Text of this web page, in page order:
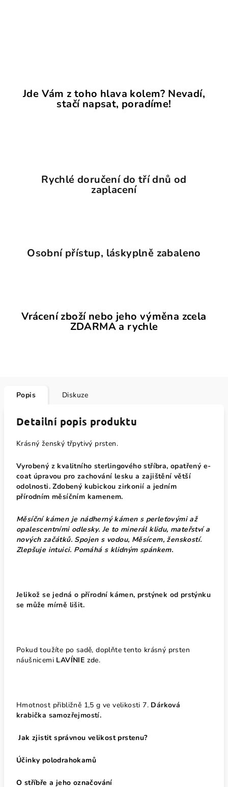
Jde Vám z toho hlava kolem? Nevadí,
stačí napsat, poradíme!
Rychlé doručení do tří dnů od
zaplacení
Osobní přístup, láskyplně zabaleno
Vrácení zboží nebo jeho výměna zcela
ZDARMA a rychle
Popis Diskuze
Detailní popis produktu
Krásný ženský třpytivý prsten.
Vyrobený z kvalitního sterlingového stříbra, opatřený e-
coat úpravou pro zachování lesku a zajištění větší
odolnosti. Zdobený kubickou zirkonií a jedním
přírodním měsíčním kamenem.
Měsíční kámen je nádherný kámen s perleťovými až
opalescentními odlesky. Je to minerál klidu, mateřství a
nových začátků. Spojen s vodou, Měsícem, ženskostí.
Zlepšuje intuici. Pomáhá s klidným spánkem.
Jelikož se jedná o přírodní kámen, prstýnek od prstýnku
se může mírně lišit.
Pokud toužíte po sadě, doplňte tento krásný prsten
náušnicemi LAVÍNIE zde.
Hmotnost přibližně 1,5 g ve velikosti 7. Dárková
krabička samozřejmostí.
Jak zjistit správnou velikost prstenu?
Účinky polodrahokamů
O stříbře a jeho označování